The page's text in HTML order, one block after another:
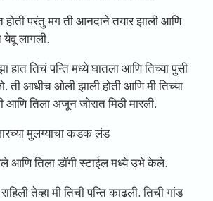
होती परंतु मग ती आनदाने तयार झाली आणि
येवू लागली.
हात तिचं पन्ति मध्ये घातला आणि तिच्या पुसी
ती आधीच ओली झाली होती आणि मी तिच्या
आणि तिला अजून जोरात मिठी मारली.
मुलग्याचा कडक लंड
आणि तिला डॉगी स्टाईल मध्ये उभे केले.
तेव्हा मी तिची पन्ति काढली. तिची गांड